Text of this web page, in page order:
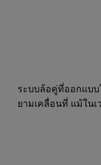
ระบบล้อคู่ที่ออกแบ
ยามเคลื่อนที่ แม้ใน